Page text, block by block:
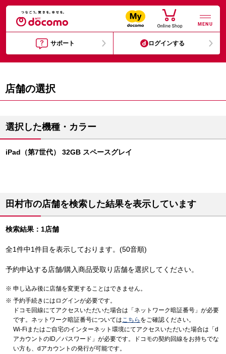
MENU
サポート ログインする
店舗の選択
選択した機種・カラー
iPad（第7世代） 32GB スペースグレイ
田村市の店舗を検索した結果を表示しています
検索結果：1店舗
全1件中1件目を表示しております。(50音順)
予約申込する店舗/購入商品受取り店舗を選択してください。
申し込み後に店舗を変更することはできません。
予約手続きにはログインが必要です。
ドコモ回線にてアクセスいただいた場合は「ネットワーク暗証番号」が必要
です。ネットワーク暗証番号についてはこちら をご確認ください。
Wi-Fiまたはご自宅のインターネット環境にてアクセスいただいた場合は「d
アカウントのID／パスワード」が必要です。ドコモの契約回線をお持ちでな
い方も、dアカウントの発行が可能です。